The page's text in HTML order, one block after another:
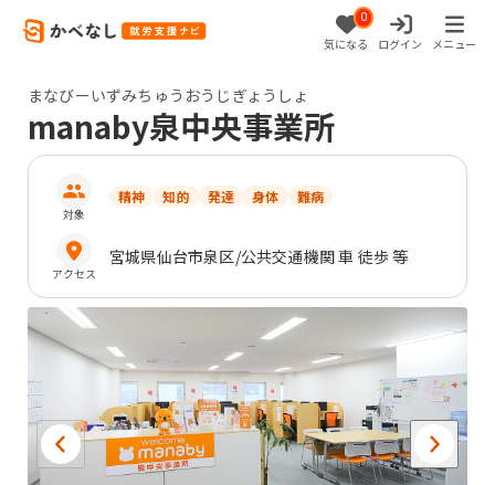
0
気になる ログイン メニュー
まなびーいずみちゅうおうじぎょうしょ
manaby泉中央事業所
対象
精神 知的 発達 身体 難病
アクセス
宮城県仙台市泉区/公共交通機関 車 徒歩 等